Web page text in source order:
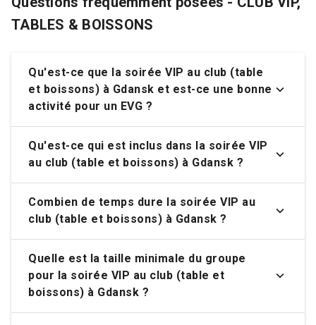
TABLES & BOISSONS
Qu'est-ce que la soirée VIP au club (table
et boissons) à Gdansk et est-ce une bonne
activité pour un EVG ?
Qu'est-ce qui est inclus dans la soirée VIP
au club (table et boissons) à Gdansk ?
Combien de temps dure la soirée VIP au
club (table et boissons) à Gdansk ?
Quelle est la taille minimale du groupe
pour la soirée VIP au club (table et
boissons) à Gdansk ?